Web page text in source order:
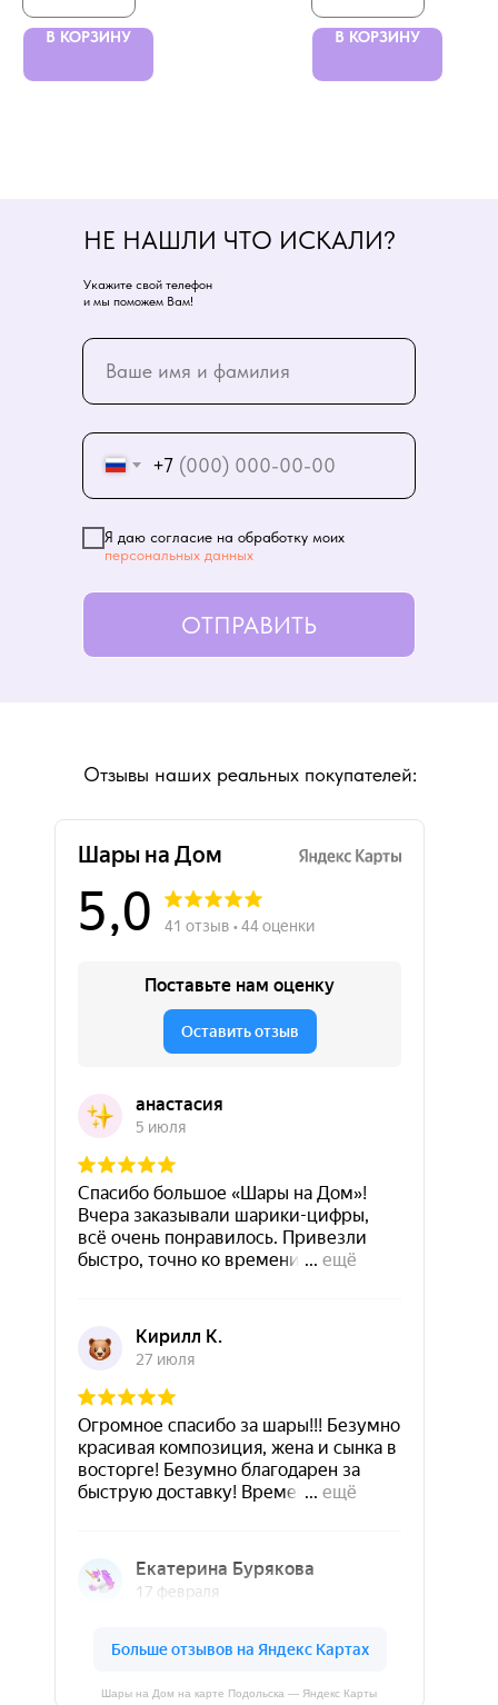
В КОРЗИНУ В КОРЗИНУ
+7
Я даю согласие на обработку моих
персональных данных
ОТПРАВИТЬ
НЕ НАШЛИ ЧТО ИСКАЛИ?
Укажите свой телефон
и мы поможем Вам!
Шары на Дом на карте Подольска — Яндекс Карты
Отзывы наших реальных покупателей: